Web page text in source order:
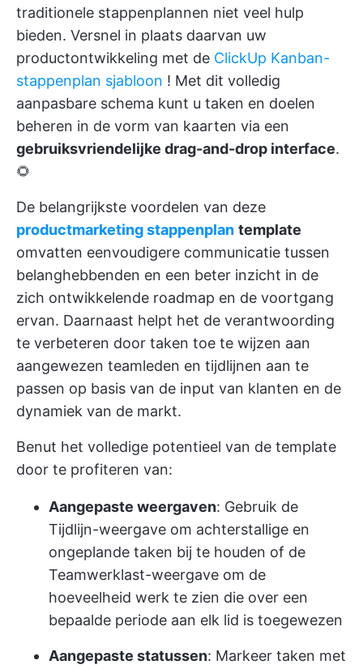
traditionele stappenplannen niet veel hulp
bieden. Versnel in plaats daarvan uw
productontwikkeling met de ClickUp Kanban-
stappenplan sjabloon ! Met dit volledig
aanpasbare schema kunt u taken en doelen
beheren in de vorm van kaarten via een
gebruiksvriendelijke drag-and-drop interface.
🌻
De belangrijkste voordelen van deze
productmarketing stappenplan template
omvatten eenvoudigere communicatie tussen
belanghebbenden en een beter inzicht in de
zich ontwikkelende roadmap en de voortgang
ervan. Daarnaast helpt het de verantwoording
te verbeteren door taken toe te wijzen aan
aangewezen teamleden en tijdlijnen aan te
passen op basis van de input van klanten en de
dynamiek van de markt.
Benut het volledige potentieel van de template
door te profiteren van:
Aangepaste weergaven: Gebruik de
Tijdlijn-weergave om achterstallige en
ongeplande taken bij te houden of de
Teamwerklast-weergave om de
hoeveelheid werk te zien die over een
bepaalde periode aan elk lid is toegewezen
Aangepaste statussen: Markeer taken met